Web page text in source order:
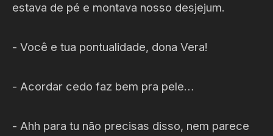
estava de pé e montava nosso desjejum.
- Você e tua pontualidade, dona Vera!
- Acordar cedo faz bem pra pele…
- Ahh para tu não precisas disso, nem parece